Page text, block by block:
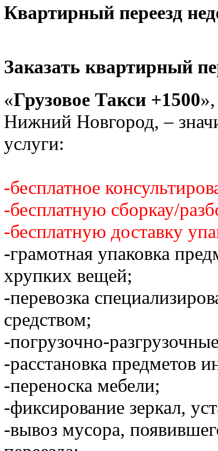
Квартирный переезд
Заказать квартирный
«Грузовое Такси +1500
Нижний Новгород, –
услуги:
-бесплатное
-бесплатную сборкау/
-бесплатную доставку
-грамотная упаковка
хрупких вещей;
-перевозка
средством;
-погрузочно-
-расстановка предметов
-переноска мебели;
-фиксирование зеркал,
-вывоз мусора,